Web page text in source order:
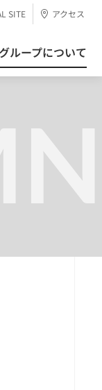
ループについて
SITE アクセス